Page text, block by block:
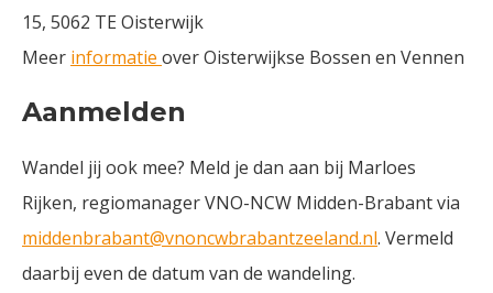
15, 5062 TE Oisterwijk
Meer informatie over Oisterwijkse Bossen en Vennen
Aanmelden
Wandel jij ook mee? Meld je dan aan bij Marloes
Rijken, regiomanager VNO-NCW Midden-Brabant via
middenbrabant@vnoncwbrabantzeeland.nl. Vermeld
daarbij even de datum van de wandeling.